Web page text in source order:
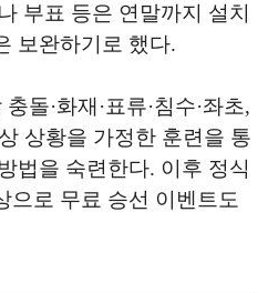
부표 등은 연말까지 설치
보완하기로 했다.
돌·화재·표류·침수·좌초,
상황을 가정한 훈련을 통
법을 숙련한다. 이후 정식
으로 무료 승선 이벤트도